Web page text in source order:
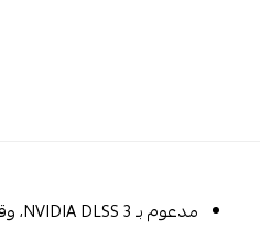
مدعوم بـ NVIDIA DLSS 3، وقوس Ada Lovelace فائق الكفاءة، وتتبع كامل للأشعة